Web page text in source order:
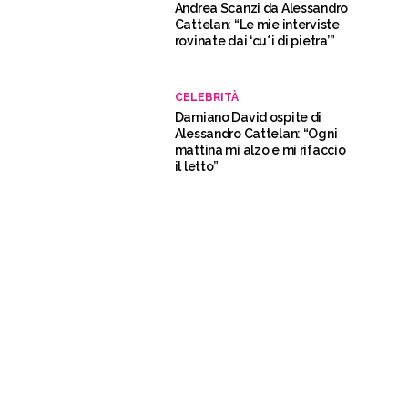
Andrea Scanzi da Alessandro
Cattelan: “Le mie interviste
rovinate dai ‘cu*i di pietra’”
CELEBRITÀ
Damiano David ospite di
Alessandro Cattelan: “Ogni
mattina mi alzo e mi rifaccio
il letto”